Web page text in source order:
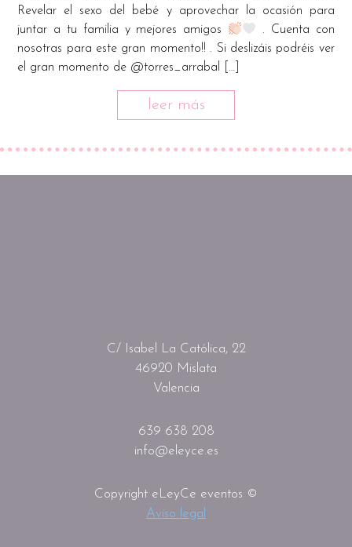
Revelar el sexo del bebé y aprovechar la ocasión para
juntar a tu familia y mejores amigos
. Cuenta con
nosotras para este gran momento!! . Si deslizáis podréis ver
el gran momento de @torres_arrabal […]
leer más
C/ Isabel La Católica, 22
46920 Mislata
Valencia
639 638 208
info@eleyce.es
Copyright eLeyCe eventos ©
Aviso legal